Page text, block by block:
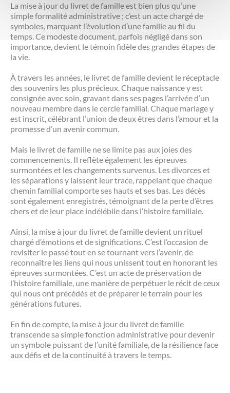
La mise à jour du livret de famille est bien plus qu’une
simple formalité administrative ; c’est un acte chargé de
symboles, marquant l’évolution d’une famille au fil du
temps. Ce modeste document, parfois négligé dans son
importance, devient le témoin fidèle des grandes étapes de
la vie.
À travers les années, le livret de famille devient le réceptacle
des souvenirs les plus précieux. Chaque naissance y est
consignée avec soin, gravant dans ses pages l’arrivée d’un
nouveau membre dans le cercle familial. Chaque mariage y
est inscrit, célébrant l’union de deux êtres dans l’amour et la
promesse d’un avenir commun.
Mais le livret de famille ne se limite pas aux joies des
commencements. Il reflète également les épreuves
surmontées et les changements survenus. Les divorces et
les séparations y laissent leur trace, rappelant que chaque
chemin familial comporte ses hauts et ses bas. Les décès
sont également enregistrés, témoignant de la perte d’êtres
chers et de leur place indélébile dans l’histoire familiale.
Ainsi, la mise à jour du livret de famille devient un rituel
chargé d’émotions et de significations. C’est l’occasion de
revisiter le passé tout en se tournant vers l’avenir, de
reconnaître les liens qui nous unissent tout en honorant les
épreuves surmontées. C’est un acte de préservation de
l’histoire familiale, une manière de perpétuer le récit de ceux
qui nous ont précédés et de préparer le terrain pour les
générations futures.
En fin de compte, la mise à jour du livret de famille
transcende sa simple fonction administrative pour devenir
un symbole puissant de l’unité familiale, de la résilience face
aux défis et de la continuité à travers le temps.